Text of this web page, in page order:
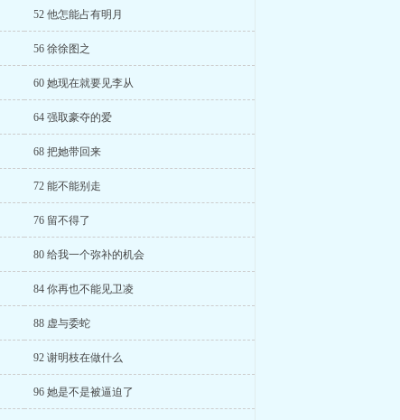
52 他怎能占有明月
56 徐徐图之
60 她现在就要见李从
64 强取豪夺的爱
68 把她带回来
72 能不能别走
76 留不得了
80 给我一个弥补的机会
84 你再也不能见卫凌
88 虚与委蛇
92 谢明枝在做什么
96 她是不是被逼迫了